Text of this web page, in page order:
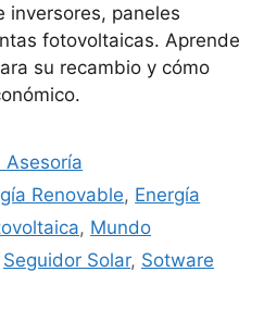
inversores, paneles
fotovoltaicas. Aprende
su recambio y cómo
Asesoría
Renovable, Energía
, Mundo
Seguidor Solar, Sotware